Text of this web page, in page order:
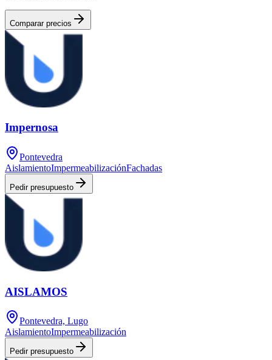
Comparar precios
Impernosa
Pontevedra
AislamientoImpermeabilizaciónFachadas
Pedir presupuesto
AISLAMOS
Pontevedra, Lugo
AislamientoImpermeabilización
Pedir presupuesto